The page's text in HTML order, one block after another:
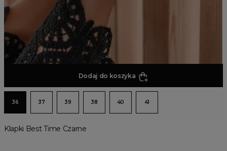
Dodaj do koszyka
36 37 39 38 40 41
Klapki Best Time Czarne